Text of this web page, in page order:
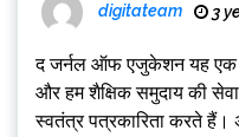
digitateam 3
द जर्नल ऑफ एजुकेशन यह एक
और हम शैक्षिक समुदाय की
स्वतंत्र पत्रकारिता करते हैं।